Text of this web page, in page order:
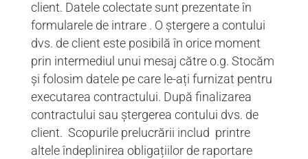
client. Datele colectate sunt prezentate în
formularele de intrare . O ștergere a contului
dvs. de client este posibilă în orice moment
prin intermediul unui mesaj către o.g. Stocăm
și folosim datele pe care le-ați furnizat pentru
executarea contractului. După finalizarea
contractului sau ștergerea contului dvs. de
client. Scopurile prelucrării includ printre
altele îndeplinirea obligațiilor de raportare